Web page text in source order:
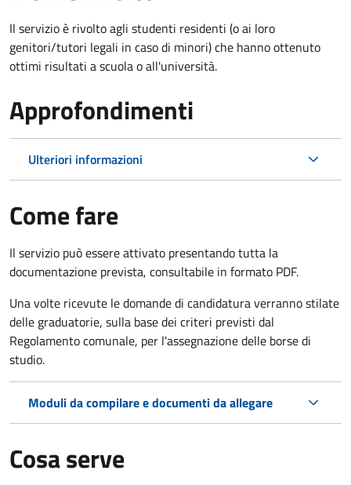
Il servizio è rivolto agli studenti residenti (o ai loro
genitori/tutori legali in caso di minori) che hanno ottenuto
ottimi risultati a scuola o all'università.
Approfondimenti
Ulteriori informazioni
Come fare
Il servizio può essere attivato presentando tutta la
documentazione prevista, consultabile in formato PDF.
Una volte ricevute le domande di candidatura verranno stilate
delle graduatorie, sulla base dei criteri previsti dal
Regolamento comunale, per l'assegnazione delle borse di
studio.
Moduli da compilare e documenti da allegare
Cosa serve